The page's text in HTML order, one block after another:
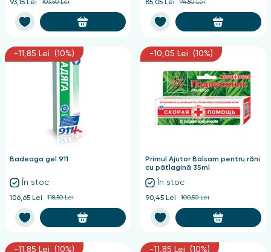
93,15 Lei 103,50 Lei 85,05 Lei 94,50 Lei
-11,85 Lei (10%)
Badeaga gel 911
În stoc
106,65 Lei 118,50 Lei
-10,05 Lei (10%)
Primul Ajutor Balsam pentru răni
cu pătlagină 35ml
În stoc
90,45 Lei 100,50 Lei
-11,85 Lei (10%) -11,85 Lei (10%)